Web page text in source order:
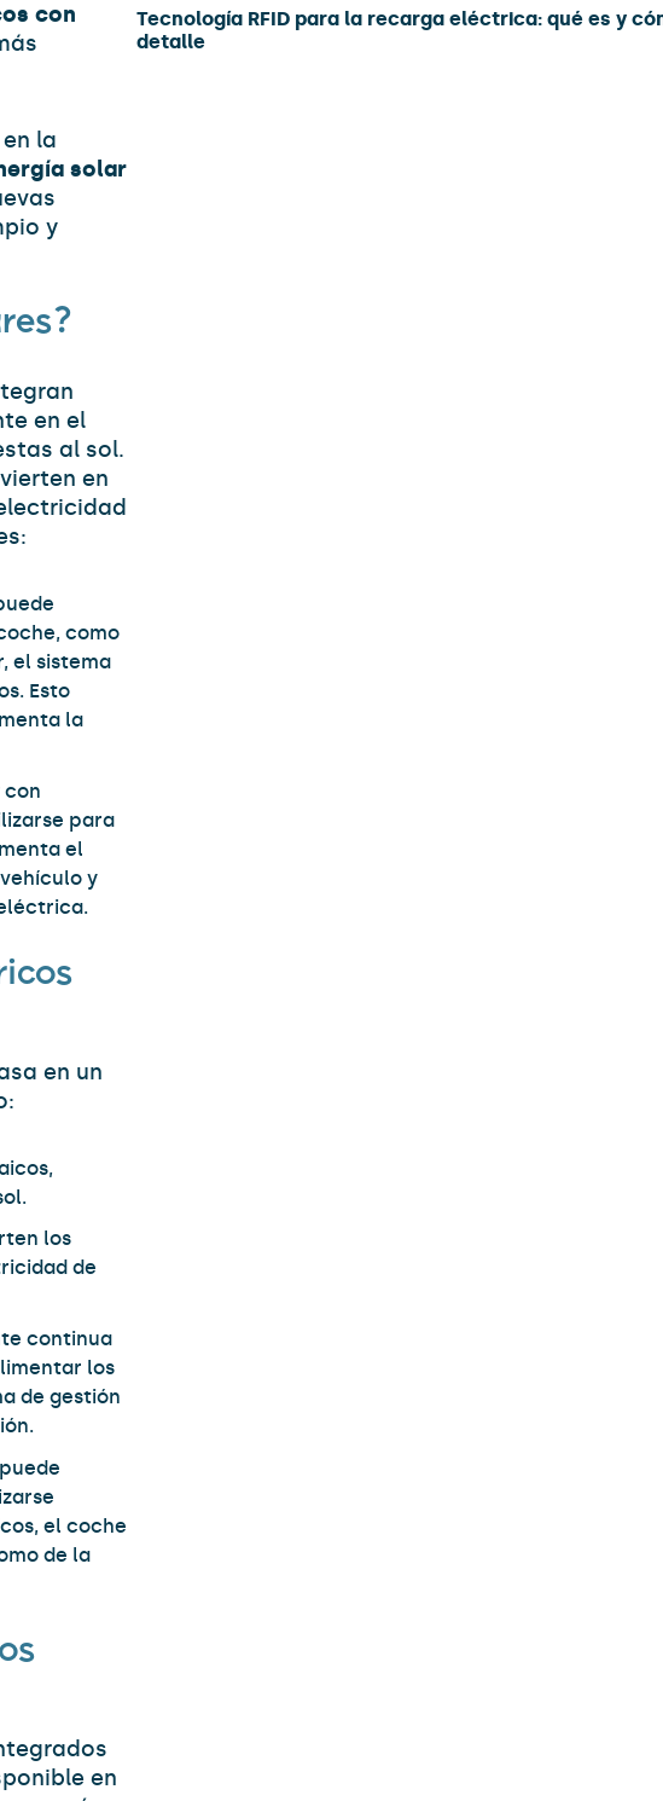
con
la
solar
y
en el
al sol.
en
como
el sistema
Esto
la
con
para
el
y
en un
los
de
continua
los
de gestión
el coche
de la
en
Tecnología RFID para la recarga eléctrica: qué es y
detalle